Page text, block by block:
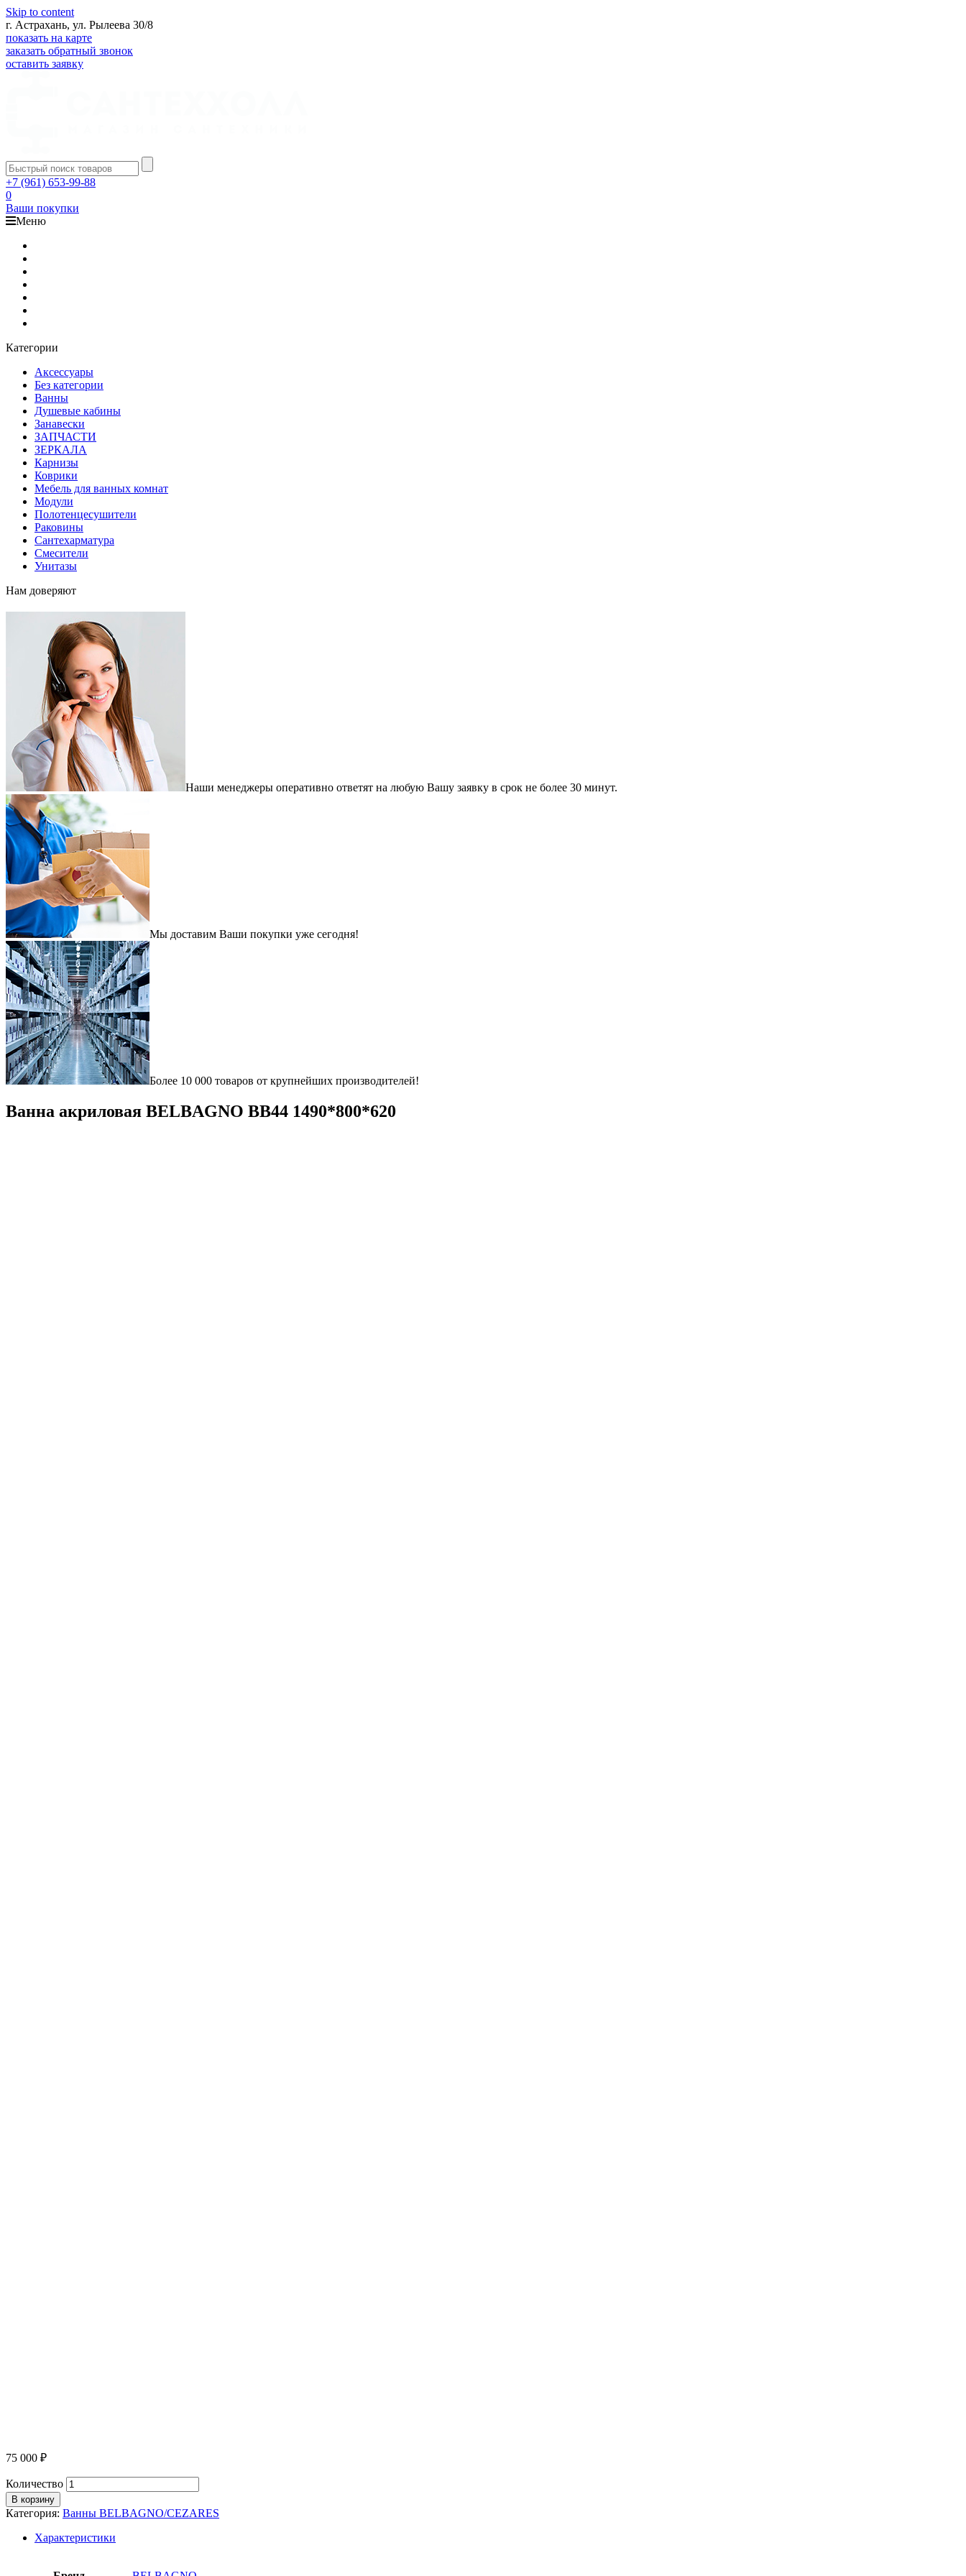
Skip to content
г. Астрахань, ул. Рылеева 30/8
показать на карте
заказать обратный звонок
оставить заявку
+7 (961) 653-99-88
0
Ваши покупки
Меню
Категории
Аксессуары
Без категории
Ванны
Душевые кабины
Занавески
ЗАПЧАСТИ
ЗЕРКАЛА
Карнизы
Коврики
Мебель для ванных комнат
Модули
Полотенцесушители
Раковины
Сантехарматура
Смесители
Унитазы
Нам доверяют
Наши менеджеры оперативно ответят на любую Вашу заявку в срок не более 30 минут.
Мы доставим Ваши покупки уже сегодня!
Более 10 000 товаров от крупнейших производителей!
Ванна акриловая BELBAGNO BB44 1490*800*620
75 000 ₽
Количество
В корзину
Категория: Ванны BELBAGNO/CEZARES
Характеристики